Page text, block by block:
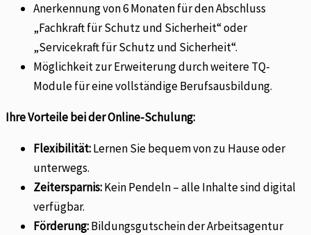
Anerkennung von 6 Monaten für den Abschluss
„Fachkraft für Schutz und Sicherheit“ oder
„Servicekraft für Schutz und Sicherheit“.
Möglichkeit zur Erweiterung durch weitere TQ-
Module für eine vollständige Berufsausbildung.
Ihre Vorteile bei der Online-Schulung:
Flexibilität:Lernen Sie bequem von zu Hause oder
unterwegs.
Zeitersparnis:Kein Pendeln – alle Inhalte sind digital
verfügbar.
Förderung:Bildungsgutschein der Arbeitsagentur